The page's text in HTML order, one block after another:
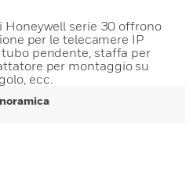
Honeywell serie 30 offrono
per le telecamere IP
pendente, staffa per
per montaggio su
ecc.